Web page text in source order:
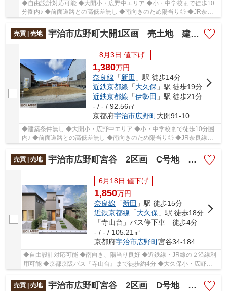
◆自由設計対応可能 ◆大開小・広野中エリア ◆小・中学校まで徒歩10
分圏内♪ ◆前面道路との高低差無し ◆南向きのため陽当り◎ ◆JR奈良
売買 | 売地
宇治市広野町大開1区画 売土地 建築条件無し
8月3日 値下げ
1,380万円
奈良線 「新田 」駅 徒歩14分
近鉄京都線 「大久保」駅 徒歩19分
近鉄京都線 「伊勢田 」駅 徒歩21分
- / - / 92.56㎡
京都府宇治市広野町大開91-10
◆建築条件無し ◆大開小・広野中エリア ◆小・中学校まで徒歩10分圏
内♪ ◆前面道路との高低差無し ◆南向きのため陽当り◎ ◆JR奈良線
『新田』駅まで徒歩約14分
売買 | 売地
宇治市広野町宮谷 2区画 C号地 売土地 建築条件付き
6月18日 値下げ
1,850万円
奈良線 「新田 」駅 徒歩15分
近鉄京都線 「大久保」駅 徒歩18分
「寺山台」バス停下車 徒歩4分
- / - / 105.21㎡
京都府宇治市広野町宮谷34-184
◆自由設計対応可能 ◆南向き、陽当り良好 ◆近鉄線・JR線の２沿線利
用可能 ◆京都京阪バス『寺山台』まで徒歩約4分 ◆大久保小・広野中
エリア
売買 | 売地
宇治市広野町宮谷 2区画 D号地 売土地 建築条件付き